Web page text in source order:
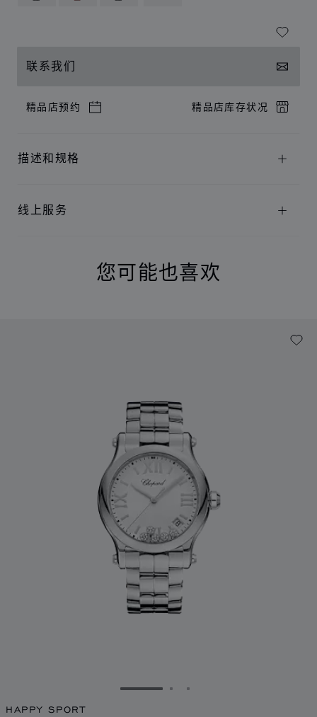
联系我们
精品店预约 精品店库存状况
描述和规格
线上服务
您可能也喜欢
转到幻灯片 1转到幻灯片 2
转到幻灯片 3
HAPPY SPORT